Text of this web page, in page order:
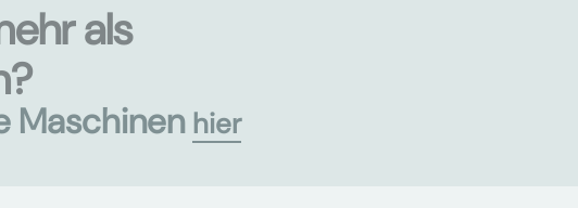
als
Maschinen hier